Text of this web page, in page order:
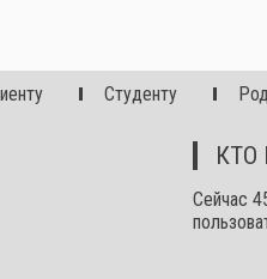
Студенту
КТО
Сейчас